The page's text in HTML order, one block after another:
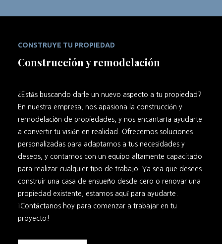
CONSTRUYE TU PROPIEDAD
Construcción y remodelación
¿Estás buscando darle un nuevo aspecto a tu propiedad?
En nuestra empresa, nos apasiona la construcción y
remodelación de propiedades, y nos encantaría ayudarte
a convertir tu visión en realidad. Ofrecemos soluciones
personalizadas para adaptarnos a tus necesidades y
deseos, y contamos con un equipo altamente capacitado
para realizar cualquier tipo de trabajo. Ya sea que desees
construir una casa de ensueño desde cero o renovar una
propiedad existente, estamos aquí para ayudarte.
¡Contáctanos hoy para comenzar a trabajar en tu
proyecto!